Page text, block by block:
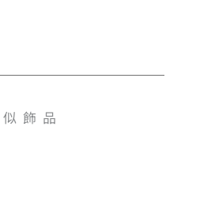
飾品